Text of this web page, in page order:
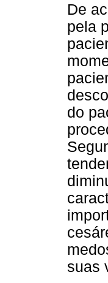
De
pela
do
suas